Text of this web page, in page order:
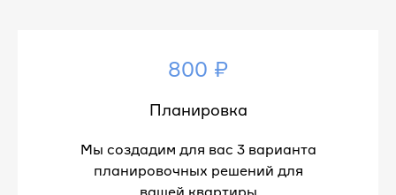
800 ₽
Планировка
Мы создадим для вас 3 варианта
планировочных решений для
вашей квартиры